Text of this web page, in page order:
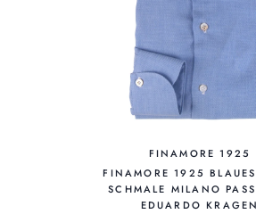
FINAMORE 1925
FINAMORE 1925
SCHMALE MILANO
EDUARDO KRAGEN